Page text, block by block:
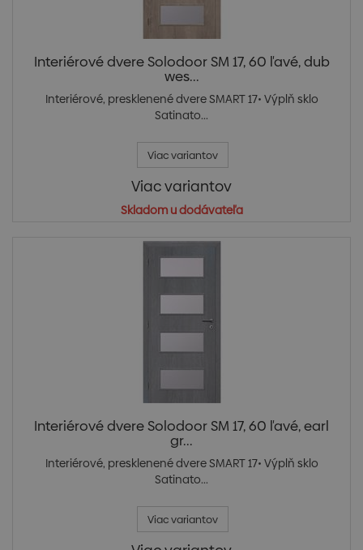
Interiérové dvere Solodoor SM 17, 60 ľavé, dub
wes...
Interiérové, presklenené dvere SMART 17• Výplň sklo
Satinato...
Viac variantov
Viac variantov
Skladom u dodávateľa
Interiérové dvere Solodoor SM 17, 60 ľavé, earl
gr...
Interiérové, presklenené dvere SMART 17• Výplň sklo
Satinato...
Viac variantov